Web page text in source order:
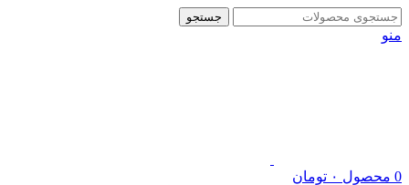
جستجو
منو
0 محصول ۰ تومان